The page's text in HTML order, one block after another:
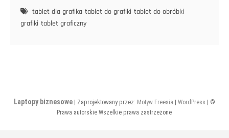
tablet dla grafika tablet do grafiki tablet do obróbki
grafiki tablet graficzny
Laptopy biznesowe | Zaprojektowany przez: Motyw Freesia |WordPress
| ©
Prawa autorskie Wszelkie prawa zastrzeżone